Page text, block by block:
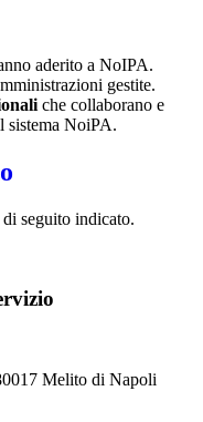
aderito a NoIPA.
gestite.
che collaborano e
sistema NoiPA.
seguito indicato.
Melito di Napoli